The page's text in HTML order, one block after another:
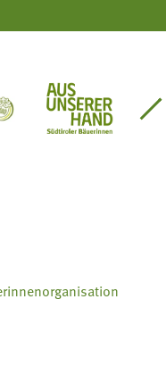
Bäuerinnen lernen -
für die
Aus unserer